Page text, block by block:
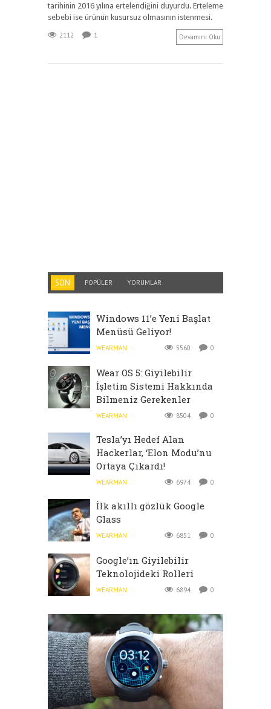
tarihinin 2016 yılına ertelendiğini duyurdu. Erteleme
sebebi ise ürünün kusursuz olmasının istenmesi.
2112 1 Devamını Oku
SON POPÜLER YORUMLAR
Windows 11’e Yeni Başlat
Menüsü Geliyor!
WEARMAN 5560 0
Wear OS 5: Giyilebilir
İşletim Sistemi Hakkında
Bilmeniz Gerekenler
WEARMAN 8504 0
Tesla’yı Hedef Alan
Hackerlar, ‘Elon Modu’nu
Ortaya Çıkardı!
WEARMAN 6974 0
İlk akıllı gözlük Google
Glass
WEARMAN 6851 0
Google’ın Giyilebilir
Teknolojideki Rolleri
WEARMAN 6894 0